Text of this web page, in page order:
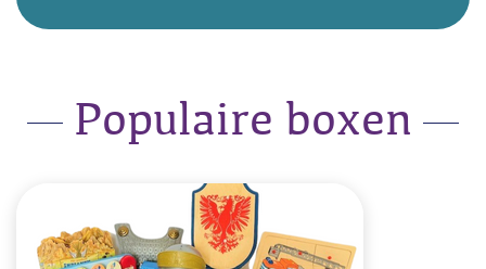
Populaire boxen